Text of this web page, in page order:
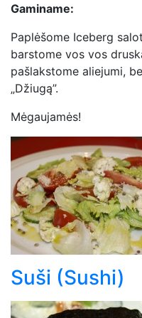
Gaminame:
Paplėšome Iceberg
barstome vos vos
pašlakstome aliejumi,
„Džiugą”.
Mėgaujamės!
Suši (Sushi)